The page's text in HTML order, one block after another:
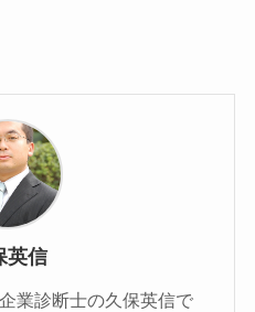
英信
業診断士の久保英信で